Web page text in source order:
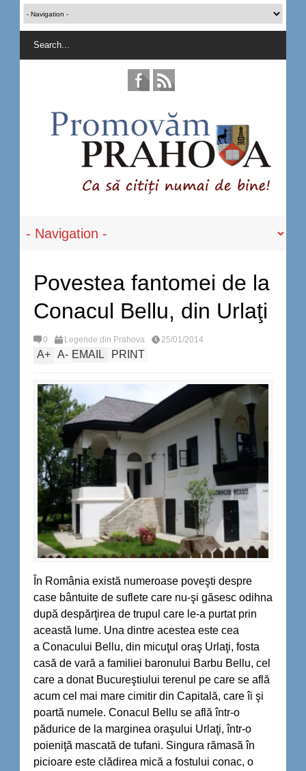
Povestea fantomei de la
Conacul Bellu, din Urlaţi
0 Legende din Prahova 25/01/2014
A+ A- EMAIL PRINT
În România există numeroase poveşti despre
case bântuite de suflete care nu-şi găsesc odihna
după despărţirea de trupul care le-a purtat prin
această lume. Una dintre acestea este cea
a Conacului Bellu, din micuţul oraş Urlaţi, fosta
casă de vară a familiei baronului Barbu Bellu, cel
care a donat Bucureştiului terenul pe care se află
acum cel mai mare cimitir din Capitală, care îi şi
poartă numele. Conacul Bellu se află într-o
pădurice de la marginea oraşului Urlaţi, într-o
poieniţă mascată de tufani. Singura rămasă în
picioare este clădirea mică a fostului conac, o